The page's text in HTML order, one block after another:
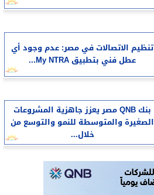
تنظيم الاتصالات في مصر: عدم وجود أي
عطل فني بتطبيق My NTRA...
بنك QNB مصر يعزز جاهزية المشروعات
الصغيرة والمتوسطة للنمو والتوسع من
خلال...